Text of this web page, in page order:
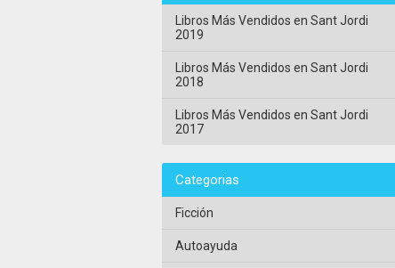
Libros Más Vendidos en Sant Jordi
2019
Libros Más Vendidos en Sant Jordi
2018
Libros Más Vendidos en Sant Jordi
2017
Categorias
Ficción
Autoayuda